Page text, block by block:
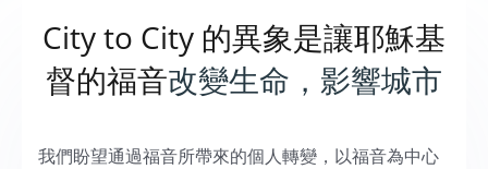
City to City 的異象是讓耶穌基
督的福音​改變生命，影響城市
我們盼望通過福音所帶來的個人轉變，以福音為中心